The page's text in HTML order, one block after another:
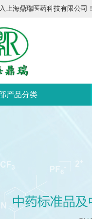
上海鼎瑞医药科技有限公司！
产品分类